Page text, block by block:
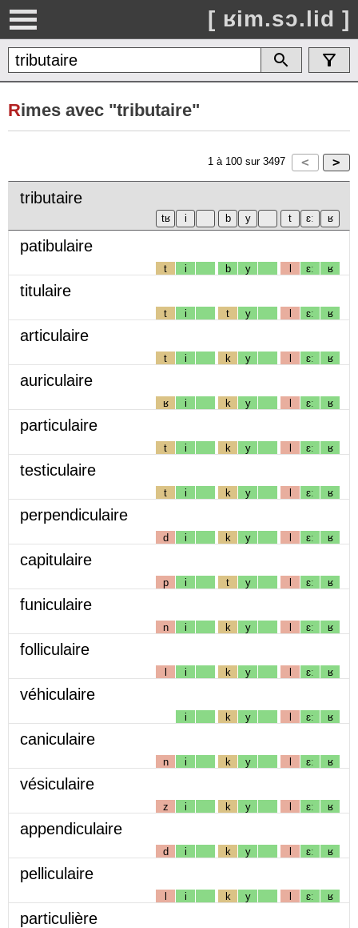
[ ʁim.sɔ.lid ]
Rimes avec "tributaire"
1 à 100 sur 3497
tributaire
patibulaire
t i b y l ɛː ʁ
titulaire
t i t y l ɛː ʁ
articulaire
t i k y l ɛː ʁ
auriculaire
ʁ i k y l ɛː ʁ
particulaire
t i k y l ɛː ʁ
testiculaire
t i k y l ɛː ʁ
perpendiculaire
d i k y l ɛː ʁ
capitulaire
p i t y l ɛː ʁ
funiculaire
n i k y l ɛː ʁ
folliculaire
l i k y l ɛː ʁ
véhiculaire
i k y l ɛː ʁ
caniculaire
n i k y l ɛː ʁ
vésiculaire
z i k y l ɛː ʁ
appendiculaire
d i k y l ɛː ʁ
pelliculaire
l i k y l ɛː ʁ
particulière